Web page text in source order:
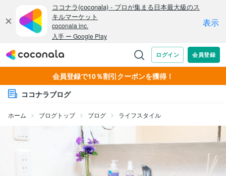
会員登録で10％割引クーポンを獲得！
ココナラブログ
ホーム ブログトップ ブログ ライフスタイル